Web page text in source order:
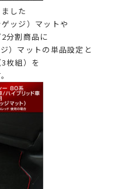
した
ッジ）マットや
分割商品に
）マットの単品設定と
枚組）を